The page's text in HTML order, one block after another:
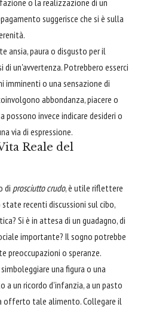
suggerisce che si è sulla
ansia, paura o disgusto per il
un'avvertenza. Potrebbero esserci
imminenti o una sensazione di
abbondanza, piacere o
possono invece indicare desideri o
via di espressione.
Reale del
di prosciutto crudo, è utile riflettere
recenti discussioni sul cibo,
Si è in attesa di un guadagno, di
importante? Il sogno potrebbe
preoccupazioni o speranze.
una figura o una
a un ricordo d'infanzia, a un pasto
offerto tale alimento. Collegare il